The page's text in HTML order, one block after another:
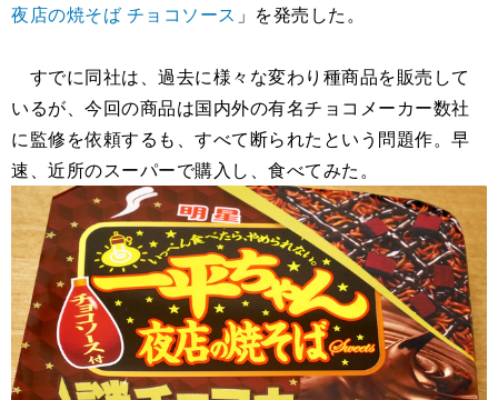
夜店の焼そば チョコソース 」を発売した。
すでに同社は、過去に様々な変わり種商品を販売して
いるが、今回の商品は国内外の有名チョコメーカー数社
に監修を依頼するも、すべて断られたという問題作。早
速、近所のスーパーで購入し、食べてみた。